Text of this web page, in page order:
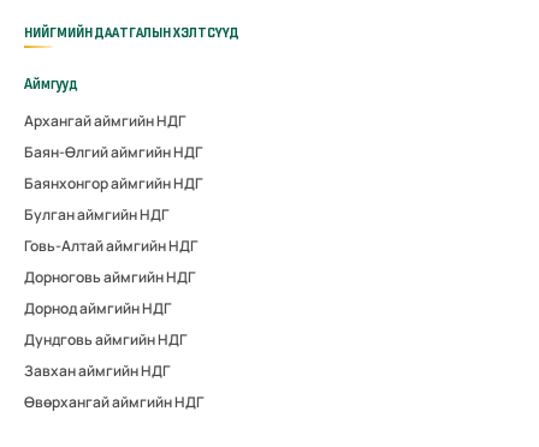
НИЙГМИЙН ДААТГАЛЫН ХЭЛТСҮҮД
Аймгууд
Архангай аймгийн НДГ
Баян-Өлгий аймгийн НДГ
Баянхонгор аймгийн НДГ
Булган аймгийн НДГ
Говь-Алтай аймгийн НДГ
Дорноговь аймгийн НДГ
Дорнод аймгийн НДГ
Дундговь аймгийн НДГ
Завхан аймгийн НДГ
Өвөрхангай аймгийн НДГ